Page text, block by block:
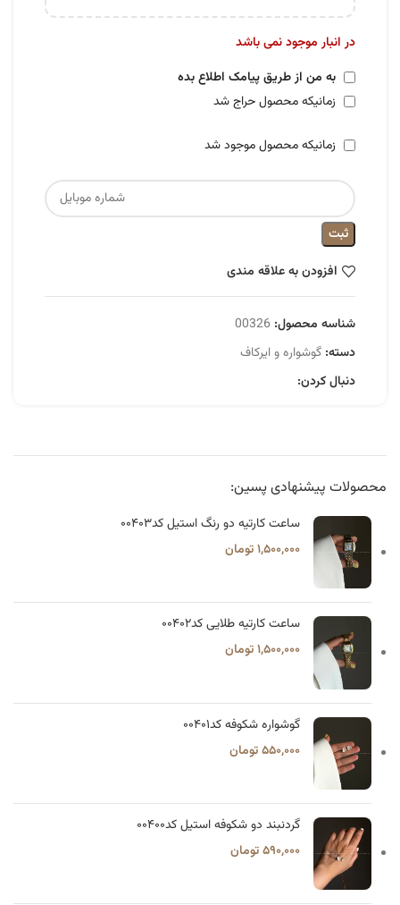
در انبار موجود نمی باشد
به من از طریق پیامک اطلاع بده
زمانیکه محصول حراج شد
زمانیکه محصول موجود شد
ثبت
افزودن به علاقه مندی
شناسه محصول: 00326
دسته: گوشواره و ایرکاف
دنبال کردن:
محصولات پیشنهادی پسین:
ساعت کارتیه دو رنگ استیل کد۰۰۴۰۳
۱,۵۰۰,۰۰۰تومان
ساعت کارتیه طلایی کد۰۰۴۰۲
۱,۵۰۰,۰۰۰تومان
گوشواره شکوفه کد۰۰۴۰۱
۵۵۰,۰۰۰تومان
گردنبند دو شکوفه استیل کد۰۰۴۰۰
۵۹۰,۰۰۰تومان